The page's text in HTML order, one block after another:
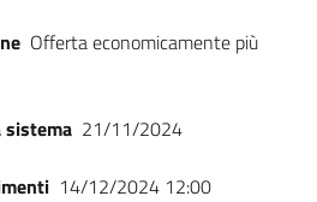
Offerta economicamente più
sistema 21/11/2024
14/12/2024 12:00